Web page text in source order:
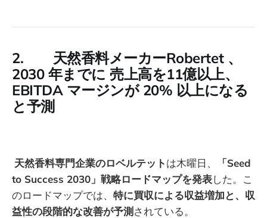
2. 天然香料メーカーRobertet 、
2030 年までに 売上高を11億以上、
EBITDA マージンが 20% 以上になる
と予測
天然香料専門企業のロベルテットは木曜日、
「Seed
to Success 2030」戦略ロードマップを発表した。こ
のロードマップでは、 特に買収による収益増加と、収
益性の段階的な改善が予測されている。